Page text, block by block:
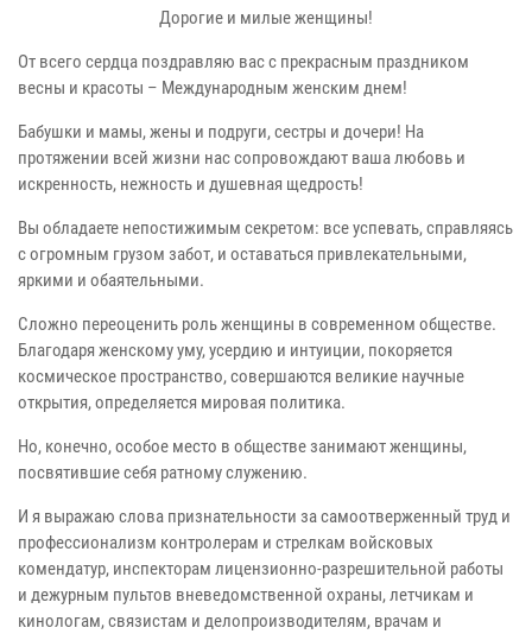
Дорогие и милые женщины!
От всего сердца поздравляю вас с прекрасным праздником
весны и красоты – Международным женским днем!
Бабушки и мамы, жены и подруги, сестры и дочери! На
протяжении всей жизни нас сопровождают ваша любовь и
искренность, нежность и душевная щедрость!
Вы обладаете непостижимым секретом: все успевать, справляясь
с огромным грузом забот, и оставаться привлекательными,
яркими и обаятельными.
Сложно переоценить роль женщины в современном обществе.
Благодаря женскому уму, усердию и интуиции, покоряется
космическое пространство, совершаются великие научные
открытия, определяется мировая политика.
Но, конечно, особое место в обществе занимают женщины,
посвятившие себя ратному служению.
И я выражаю слова признательности за самоотверженный труд и
профессионализм контролерам и стрелкам войсковых
комендатур, инспекторам лицензионно-разрешительной работы
и дежурным пультов вневедомственной охраны, летчикам и
кинологам, связистам и делопроизводителям, врачам и